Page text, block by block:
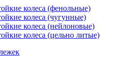
колеса (фенольные)
колеса (чугунные)
колеса (нейлоновые)
колеса (цельно литые)